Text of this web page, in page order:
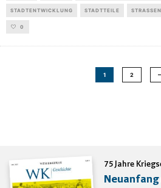
STADTENTWICKLUNG STADTTEILE STRASSEN
0
1 2
75 Jahre